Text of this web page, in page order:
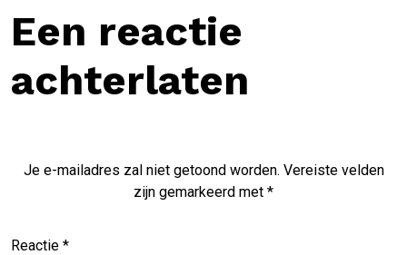
Een reactie
achterlaten
Je e-mailadres zal niet getoond worden. Vereiste velden
zijn gemarkeerd met *
Reactie *